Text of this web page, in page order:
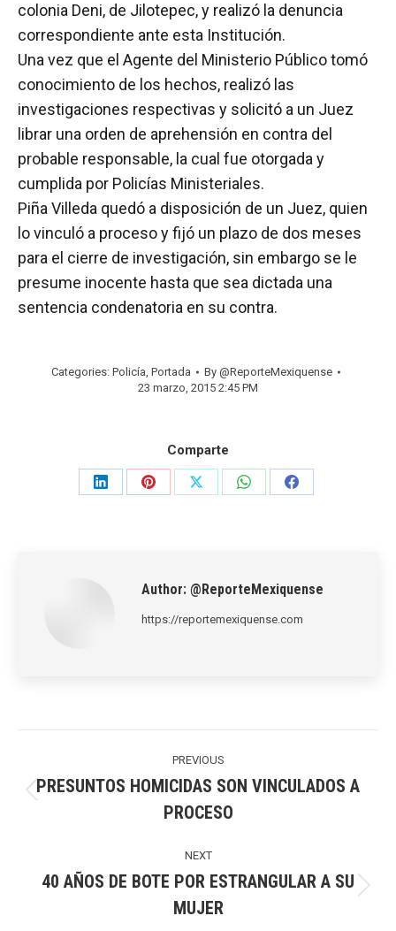
colonia Deni, de Jilotepec, y realizó la denuncia
correspondiente ante esta Institución.
Una vez que el Agente del Ministerio Público tomó
conocimiento de los hechos, realizó las
investigaciones respectivas y solicitó a un Juez
librar una orden de aprehensión en contra del
probable responsable, la cual fue otorgada y
cumplida por Policías Ministeriales.
Piña Villeda quedó a disposición de un Juez, quien
lo vinculó a proceso y fijó un plazo de dos meses
para el cierre de investigación, sin embargo se le
presume inocente hasta que sea dictada una
sentencia condenatoria en su contra.
Categories: Policía, Portada By @ReporteMexiquense
23 marzo, 2015 2:45 PM
Comparte
Share
Share
Share
Share
Share
Author: @ReporteMexiquense
https://reportemexiquense.com
PREVIOUS
post:
PRESUNTOS HOMICIDAS SON VINCULADOS A
PROCESO
NEXT
post:
40 AÑOS DE BOTE POR ESTRANGULAR A SU
MUJER